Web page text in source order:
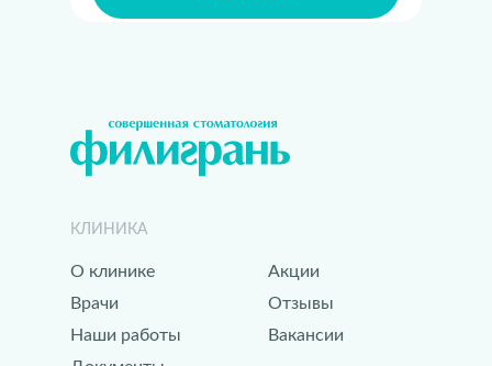
Вакансии
Отзывы
Акции
Наши работы
Врачи
О клинике
КЛИНИКА